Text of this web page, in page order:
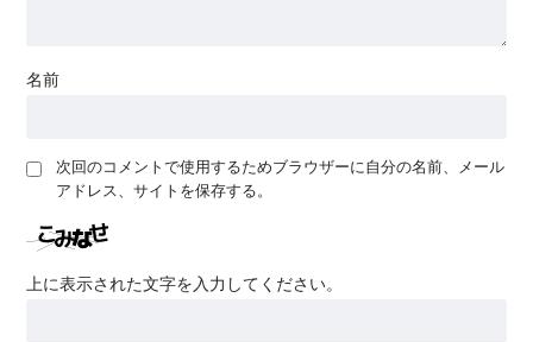
名前
次回のコメントで使用するためブラウザーに自分の名前、メール
アドレス、サイトを保存する。
上に表示された文字を入力してください。